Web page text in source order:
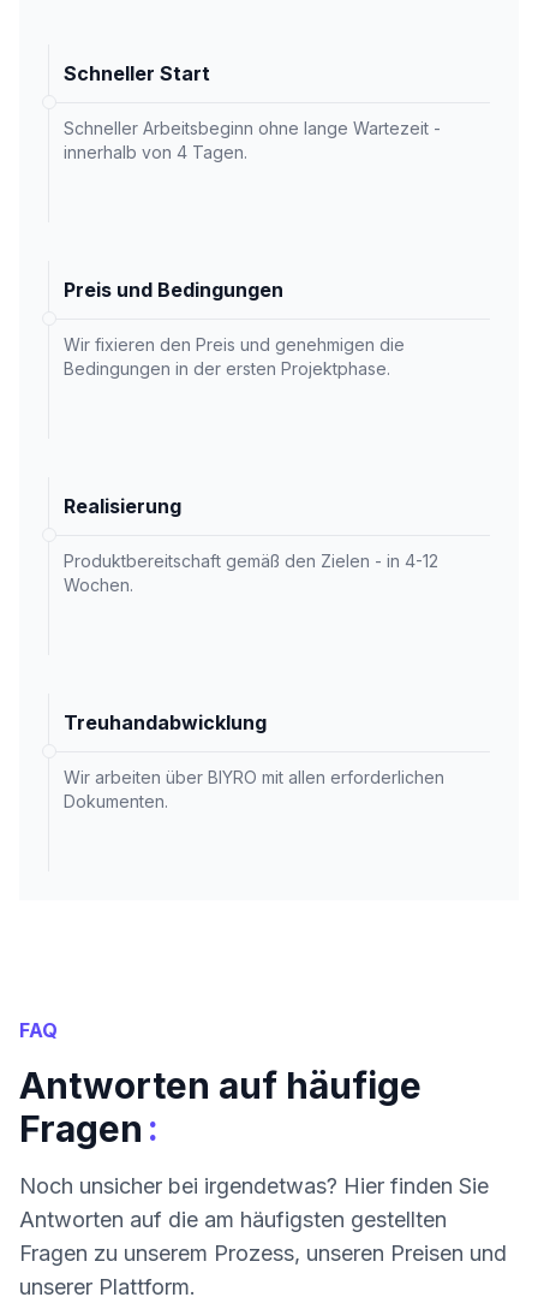
Schneller Start
Schneller Arbeitsbeginn ohne lange Wartezeit -
innerhalb von 4 Tagen.
Preis und Bedingungen
Wir fixieren den Preis und genehmigen die
Bedingungen in der ersten Projektphase.
Realisierung
Produktbereitschaft gemäß den Zielen - in 4-12
Wochen.
Treuhandabwicklung
Wir arbeiten über BIYRO mit allen erforderlichen
Dokumenten.
FAQ
Antworten auf häufige
Fragen :
Noch unsicher bei irgendetwas? Hier finden Sie
Antworten auf die am häufigsten gestellten
Fragen zu unserem Prozess, unseren Preisen und
unserer Plattform.